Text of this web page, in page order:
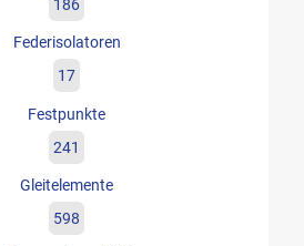
186
Federisolatoren
17
Festpunkte
241
Gleitelemente
598